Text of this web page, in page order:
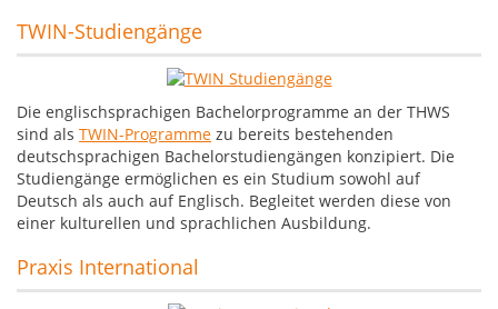
TWIN-Studiengänge
Die englischsprachigen Bachelorprogramme an der THWS
sind als TWIN-Programme zu bereits bestehenden
deutschsprachigen Bachelorstudiengängen konzipiert. Die
Studiengänge ermöglichen es ein Studium sowohl auf
Deutsch als auch auf Englisch. Begleitet werden diese von
einer kulturellen und sprachlichen Ausbildung.
Praxis International